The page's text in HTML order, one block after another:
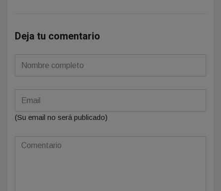
Deja tu comentario
(Su email no será publicado)